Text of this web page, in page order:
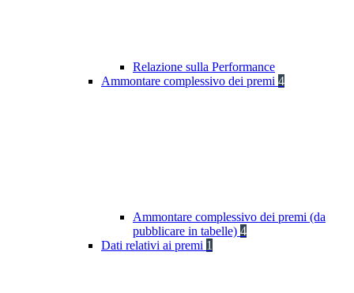
Relazione sulla Performance
Ammontare complessivo dei premi 4
Ammontare complessivo dei premi (da
pubblicare in tabelle) 4
Dati relativi ai premi 1